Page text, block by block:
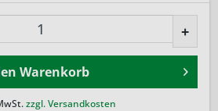
+
Warenkorb
zzgl. Versandkosten